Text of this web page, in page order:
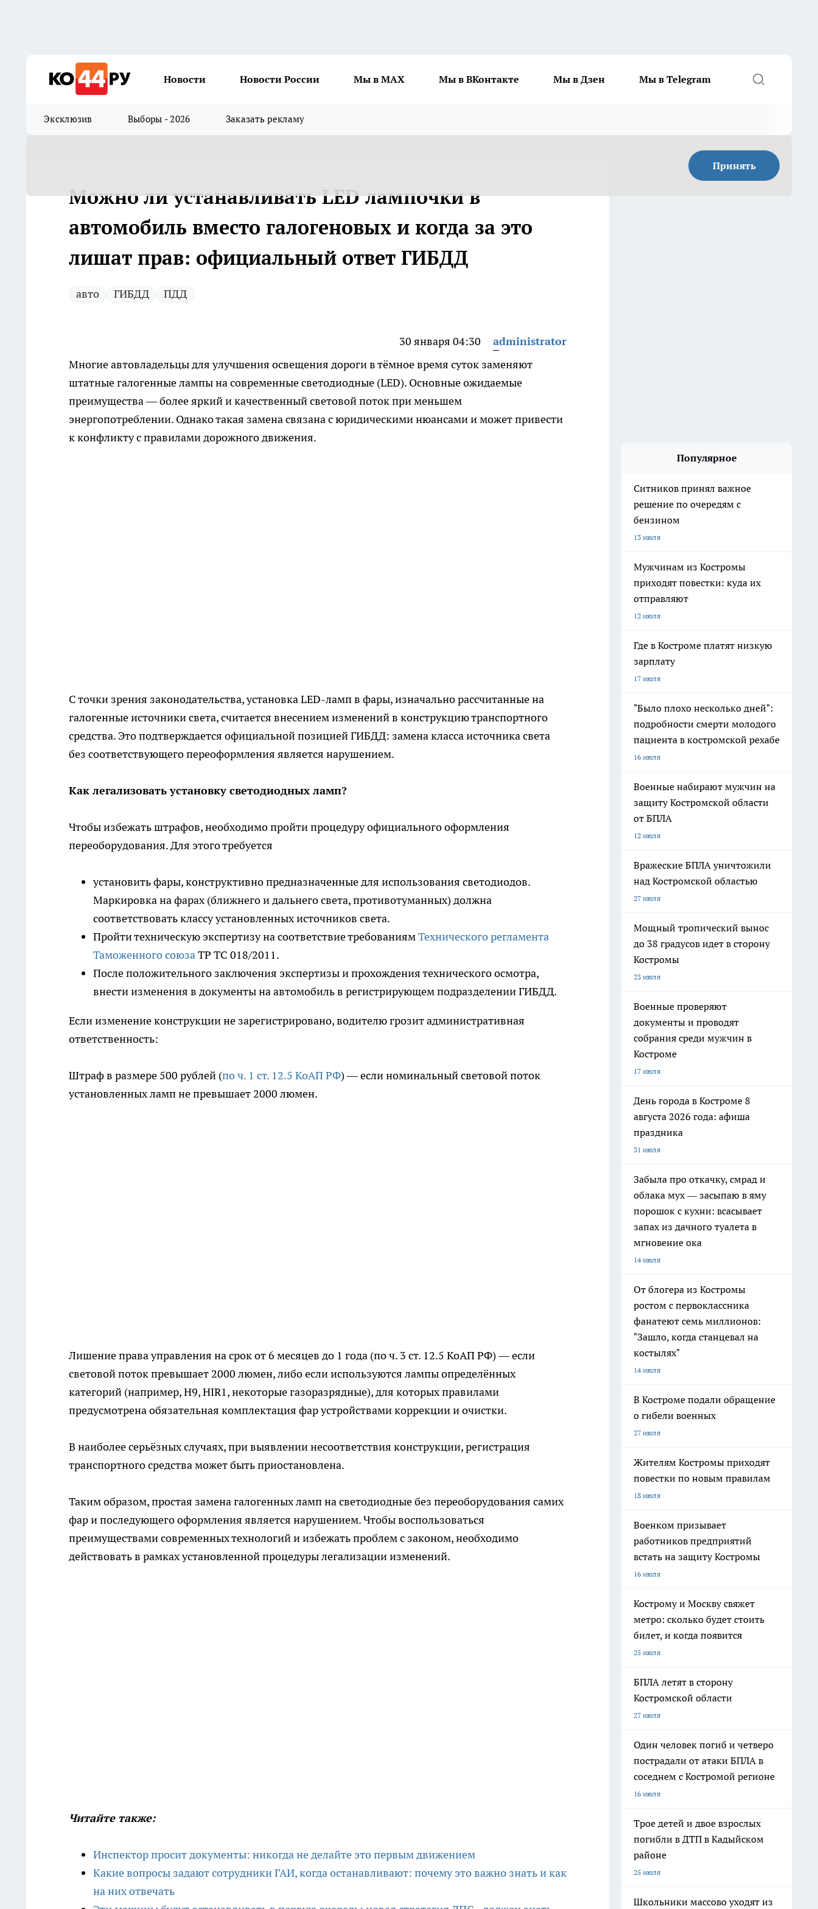
Новости Новости России Мы в MAX Мы в ВКонтакте Мы в Дзен Мы в Telegram
Эксклюзив Выборы - 2026 Заказать рекламу
Принять
Можно ли устанавливать LED лампочки в
автомобиль вместо галогеновых и когда за это
лишат прав: официальный ответ ГИБДД
авто ГИБДД ПДД
30 января 04:30
administrator
Многие автовладельцы для улучшения освещения дороги в тёмное время суток заменяют
штатные галогенные лампы на современные светодиодные (LED). Основные ожидаемые
преимущества — более яркий и качественный световой поток при меньшем
энергопотреблении. Однако такая замена связана с юридическими нюансами и может привести
к конфликту с правилами дорожного движения.
С точки зрения законодательства, установка LED-ламп в фары, изначально рассчитанные на
галогенные источники света, считается внесением изменений в конструкцию транспортного
средства. Это подтверждается официальной позицией ГИБДД: замена класса источника света
без соответствующего переоформления является нарушением.
Как легализовать установку светодиодных ламп?
Чтобы избежать штрафов, необходимо пройти процедуру официального оформления
переоборудования. Для этого требуется
установить фары, конструктивно предназначенные для использования светодиодов.
Маркировка на фарах (ближнего и дальнего света, противотуманных) должна
соответствовать классу установленных источников света.
Пройти техническую экспертизу на соответствие требованиямТехнического регламента
Таможенного союзаТР ТС 018/2011.
После положительного заключения экспертизы и прохождения технического осмотра,
внести изменения в документы на автомобиль в регистрирующем подразделении ГИБДД.
Если изменение конструкции не зарегистрировано, водителю грозит административная
ответственность:
Штраф в размере 500 рублей (по ч. 1 ст. 12.5 КоАП РФ) — если номинальный световой поток
установленных ламп не превышает 2000 люмен.
Лишение права управления на срок от 6 месяцев до 1 года (по ч. 3 ст. 12.5 КоАП РФ) — если
световой поток превышает 2000 люмен, либо если используются лампы определённых
категорий (например, H9, HIR1, некоторые газоразрядные), для которых правилами
предусмотрена обязательная комплектация фар устройствами коррекции и очистки.
В наиболее серьёзных случаях, при выявлении несоответствия конструкции, регистрация
транспортного средства может быть приостановлена.
Таким образом, простая замена галогенных ламп на светодиодные без переоборудования самих
фар и последующего оформления является нарушением. Чтобы воспользоваться
преимуществами современных технологий и избежать проблем с законом, необходимо
действовать в рамках установленной процедуры легализации изменений.
Читайте также:
Инспектор просит документы: никогда не делайте это первым движением
Какие вопросы задают сотрудники ГАИ, когда останавливают: почему это важно знать и как
на них отвечать
Популярное
Ситников принял важное
решение по очередям с
бензином
13 июля
Мужчинам из Костромы
приходят повестки: куда их
отправляют
12 июля
Где в Костроме платят низкую
зарплату
17 июля
"Было плохо несколько дней":
подробности смерти молодого
пациента в костромской рехабе
16 июля
Военные набирают мужчин на
защиту Костромской области
от БПЛА
12 июля
Вражеские БПЛА уничтожили
над Костромской областью
27 июля
Мощный тропический вынос
до 38 градусов идет в сторону
Костромы
23 июля
Военные проверяют
документы и проводят
собрания среди мужчин в
Костроме
17 июля
День города в Костроме 8
августа 2026 года: афиша
праздника
31 июля
Забыла про откачку, смрад и
облака мух — засыпаю в яму
порошок с кухни: всасывает
запах из дачного туалета в
мгновение ока
14 июля
От блогера из Костромы
ростом с первоклассника
фанатеют семь миллионов:
"Зашло, когда станцевал на
костылях"
14 июля
В Костроме подали обращение
о гибели военных
27 июля
Жителям Костромы приходят
повестки по новым правилам
18 июля
Военком призывает
работников предприятий
встать на защиту Костромы
16 июля
Кострому и Москву свяжет
метро: сколько будет стоить
билет, и когда появится
25 июля
БПЛА летят в сторону
Костромской области
27 июля
Один человек погиб и четверо
пострадали от атаки БПЛА в
соседнем с Костромой регионе
16 июля
Трое детей и двое взрослых
погибли в ДТП в Кадыйском
районе
25 июля
Школьники массово уходят из